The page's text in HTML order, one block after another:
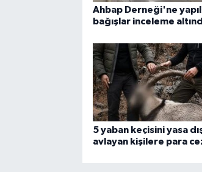
Ahbap Derneği'ne
bağışlar inceleme
5 yaban keçisini yasa
avlayan kişilere para